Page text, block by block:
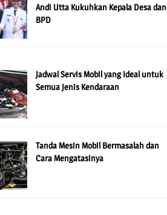
Andi Utta Kukuhkan Kepala Desa dan
BPD
Jadwal Servis Mobil yang Ideal untuk
Semua Jenis Kendaraan
Tanda Mesin Mobil Bermasalah dan
Cara Mengatasinya